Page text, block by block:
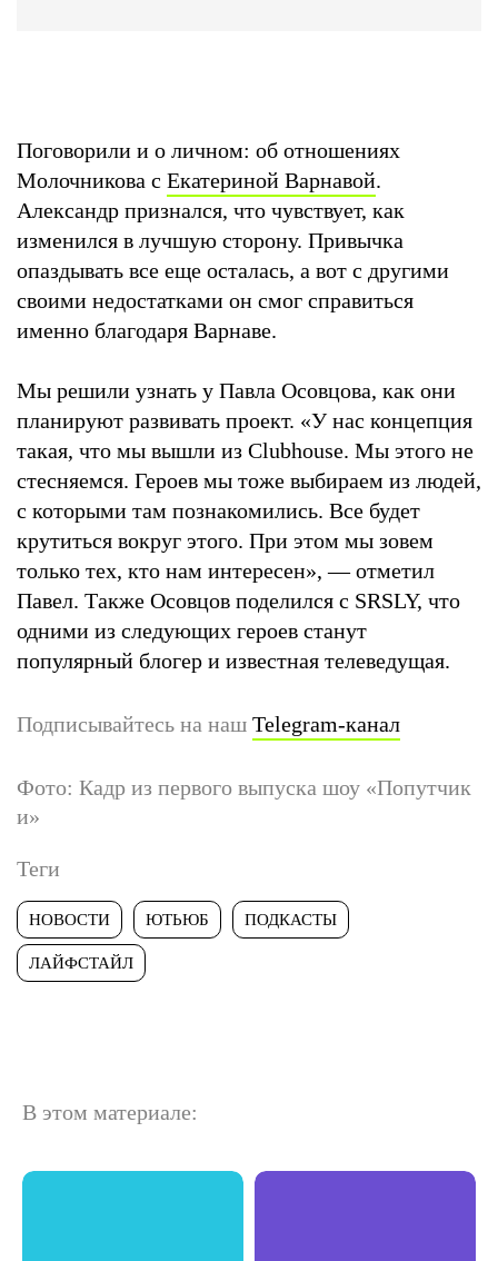
Поговорили и о личном: об отношениях
Молочникова с Екатериной Варнавой.
Александр признался, что чувствует, как
изменился в лучшую сторону. Привычка
опаздывать все еще осталась, а вот с другими
своими недостатками он смог справиться
именно благодаря Варнаве.
Мы решили узнать у Павла Осовцова, как они
планируют развивать проект. «‎У нас концепция
такая, что мы вышли из Clubhouse. Мы этого не
стесняемся. Героев мы тоже выбираем из людей,
с которыми там познакомились. Все будет
крутиться вокруг этого. При этом мы зовем
только тех, кто нам интересен»‎, — отметил
Павел. Также Осовцов поделился с SRSLY, что
одними из следующих героев станут
популярный блогер и известная телеведущая.
Подписывайтесь на наш Telegram-канал
Фото: Кадр из первого выпуска шоу «Попутчик
и»
Теги
НОВОСТИ ЮТЬЮБ ПОДКАСТЫ
ЛАЙФСТАЙЛ
В этом материале: